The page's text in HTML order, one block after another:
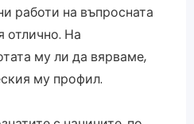
работи на въпросната
отлично. На
му ли да вярваме,
му профил.